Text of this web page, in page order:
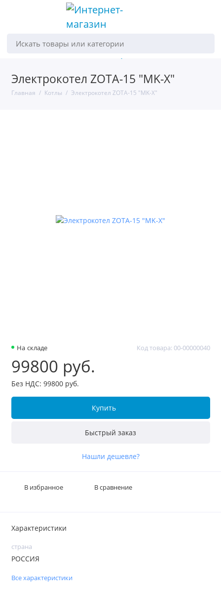
Искать товары или категории
Электрокотел ZOTA-15 "MK-Х"
Главная Котлы Электрокотел ZOTA-15 "MK-Х"
На складе Код товара: 00-00000040
99800 руб.
Без НДС: 99800 руб.
Купить
Быстрый заказ
Нашли дешевле?
В избранное В сравнение
Характеристики
страна
РОССИЯ
Все характеристики